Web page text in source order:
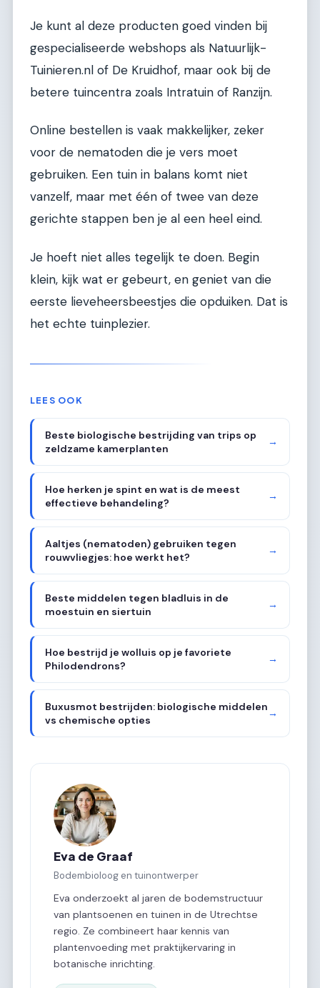
Je kunt al deze producten goed vinden bij
gespecialiseerde webshops als Natuurlijk-
Tuinieren.nl of De Kruidhof, maar ook bij de
betere tuincentra zoals Intratuin of Ranzijn.
Online bestellen is vaak makkelijker, zeker
voor de nematoden die je vers moet
gebruiken. Een tuin in balans komt niet
vanzelf, maar met één of twee van deze
gerichte stappen ben je al een heel eind.
Je hoeft niet alles tegelijk te doen. Begin
klein, kijk wat er gebeurt, en geniet van die
eerste lieveheersbeestjes die opduiken. Dat is
het echte tuinplezier.
LEES OOK
Beste biologische bestrijding van trips op
zeldzame kamerplanten
→
Hoe herken je spint en wat is de meest
effectieve behandeling?
→
Aaltjes (nematoden) gebruiken tegen
rouwvliegjes: hoe werkt het?
→
Beste middelen tegen bladluis in de
moestuin en siertuin
→
Hoe bestrijd je wolluis op je favoriete
Philodendrons?
→
Buxusmot bestrijden: biologische middelen
vs chemische opties
→
Eva de Graaf
Bodembioloog en tuinontwerper
Eva onderzoekt al jaren de bodemstructuur
van plantsoenen en tuinen in de Utrechtse
regio. Ze combineert haar kennis van
plantenvoeding met praktijkervaring in
botanische inrichting.